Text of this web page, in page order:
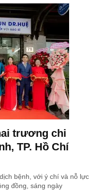
trương chi
TP. Hồ Chí
bệnh, với ý chí và nỗ lực
đồng, sáng ngày